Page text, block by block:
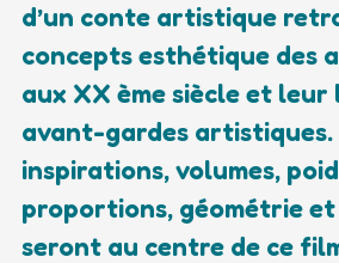
d’un conte artistique
concepts esthétique des
aux XX ème siècle et leur
avant-gardes artistiques.
inspirations, volumes,
proportions, géométrie et
seront au centre de ce